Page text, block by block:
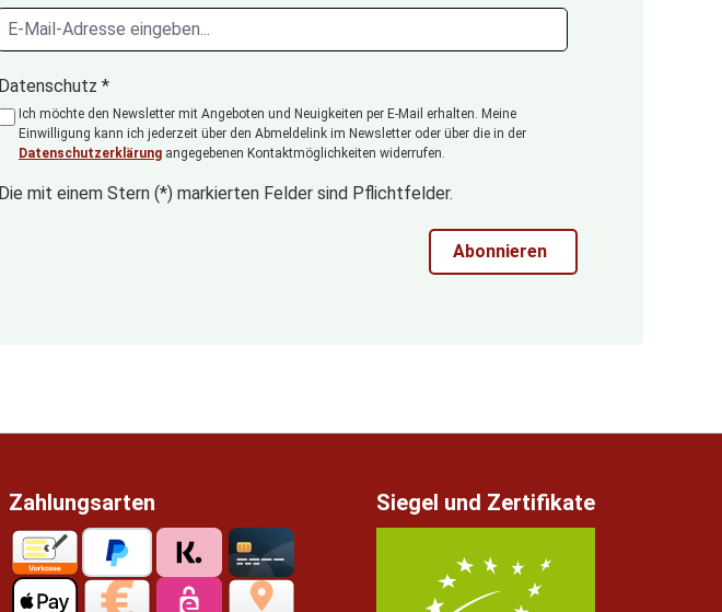
Datenschutz *
Ich möchte den Newsletter mit Angeboten und Neuigkeiten per E-Mail erhalten. Meine
Einwilligung kann ich jederzeit über den Abmeldelink im Newsletter oder über die in der
Datenschutzerklärung angegebenen Kontaktmöglichkeiten widerrufen.
Die mit einem Stern (*) markierten Felder sind Pflichtfelder.
Abonnieren
Zahlungsarten Siegel und Zertifikate